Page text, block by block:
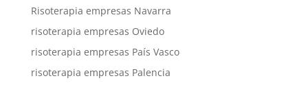
Risoterapia empresas Navarra
risoterapia empresas Oviedo
risoterapia empresas País Vasco
risoterapia empresas Palencia